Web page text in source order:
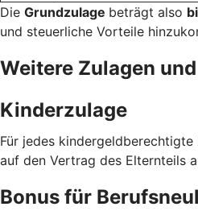
Die Grundzulage beträgt also
und steuerliche Vorteile
Weitere Zulagen
Kinderzulage
Für jedes
auf den Vertrag des Elternteils
Bonus für